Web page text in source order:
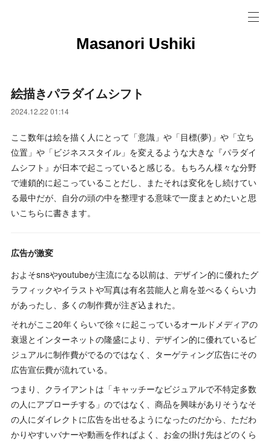
Masanori Ushiki
絵描きパラダイムシフト
2024.12.22 01:14
ここ数年は絵を描く人にとって「意識」や「目標(夢)」や「立ち
位置」や「ビジネススタイル」を変えるような大きな『パラダイ
ムシフト』が日本で起こっていると感じる。もちろん様々な分野
で連鎖的に起こっていることだし、またそれは変化をし続けてい
る最中だが、自分の頭の中を整理する意味で一度まとめたいと思
いこちらに書きます。
広告が激変
およそsnsやyoutubeが主流になる以前は、デザイン的に優れたグ
ラフィックやイラストや写真は有名芸能人と肩を並べるくらい力
があったし、多くの制作費が注ぎ込まれた。
それがここ20年くらいで徐々に起こっているオールドメディアの
衰退とインターネットの隆盛により、デザイン的に優れているビ
ジュアルに制作費がでるのではなく、ターゲティング広告にその
広告宣伝費が流れている。
つまり、クライアントは「キャッチーなビジュアルで不特定多数
の人にアプローチする」のではなく、商品を興味がありそうなそ
の人にダイレクトに広告を出せるようになったのだから、ただわ
かりやすいバナーや動画を作ればよく、お金の掛け先はどのくら